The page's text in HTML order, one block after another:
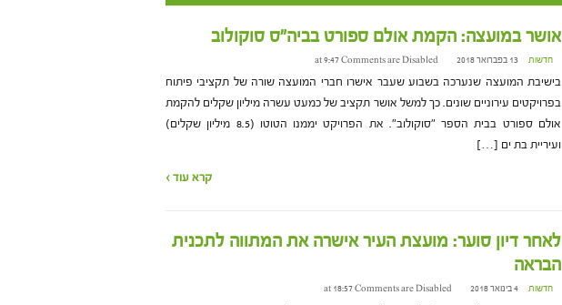
אושר במועצה: הקמת אולם ספורט בביה"ס סוקולוב
חדשות 13 בפברואר 2018 at 9:47 Comments are Disabled
בישיבת המועצה שנערכה בשבוע שעבר אישרו חברי המועצה שורה של תקציבי פיתוח
בפרויקטים עירוניים שונים. כך למשל אושר תקציב של כמעט עשרה מיליון שקלים להקמת
אולם ספורט בבית הספר "סוקולוב". את הפרויקט יממנו הטוטו (8.5 מיליון שקלים)
ועיריית בת ים […]
קרא עוד ›
לאחר דיון סוער: מועצת העיר אישרה את המתווה לתכנית
הבראה
חדשות 4 בינואר 2018 at 18:57 Comments are Disabled